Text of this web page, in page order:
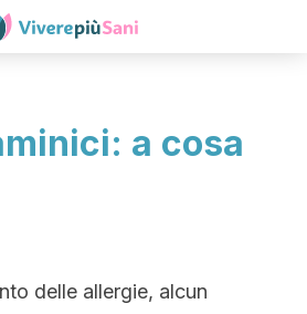
a cosa
delle allergie, alcun